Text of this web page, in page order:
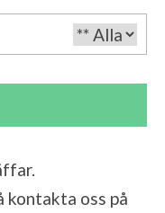
kontakta oss på